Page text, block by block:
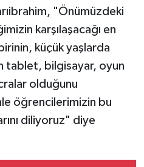
"Önümüzdeki
karşılaşacağı en
küçük yaşlarda
tablet, bilgisayar, oyun
olduğunu
öğrencilerimizin bu
diliyoruz" diye